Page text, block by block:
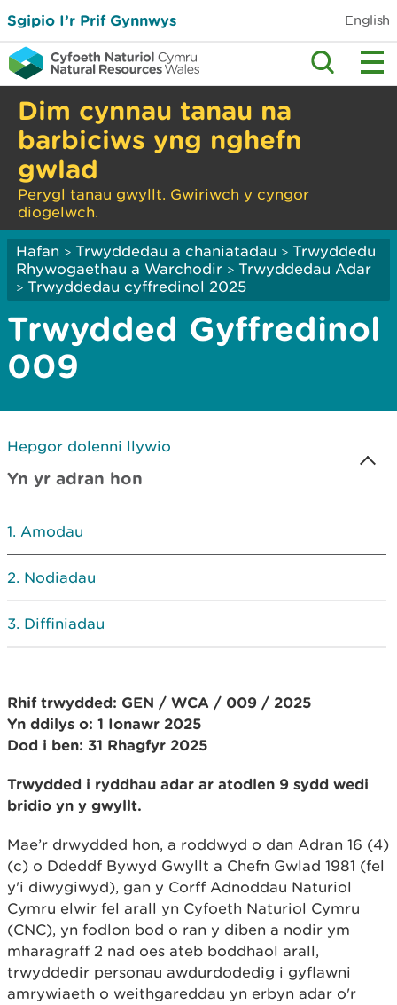
Sgipio I’r Prif Gynnwys English
Dim cynnau tanau na
barbiciws yng nghefn
gwlad
Perygl tanau gwyllt. Gwiriwch y cyngor
diogelwch.
Hafan > Trwyddedau a chaniatadau > Trwyddedu
Rhywogaethau a Warchodir > Trwyddedau Adar
> Trwyddedau cyffredinol 2025
Trwydded Gyffredinol
009
Hepgor dolenni llywio
Yn yr adran hon
Amodau
Nodiadau
Diffiniadau
Rhif trwydded: GEN / WCA / 009 / 2025
Yn ddilys o: 1 Ionawr 2025
Dod i ben: 31 Rhagfyr 2025
Trwydded i ryddhau adar ar atodlen 9 sydd wedi
bridio yn y gwyllt.
Mae’r drwydded hon, a roddwyd o dan Adran 16 (4)
(c) o Ddeddf Bywyd Gwyllt a Chefn Gwlad 1981 (fel
y'i diwygiwyd), gan y Corff Adnoddau Naturiol
Cymru elwir fel arall yn Cyfoeth Naturiol Cymru
(CNC), yn fodlon bod o ran y diben a nodir ym
mharagraff 2 nad oes ateb boddhaol arall,
trwyddedir personau awdurdodedig i gyflawni
amrywiaeth o weithgareddau yn erbyn adar o'r